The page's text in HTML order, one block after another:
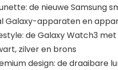
de nieuwe
Galaxy-apparaten en
de Galaxy Watch3
zilver en brons
design: de